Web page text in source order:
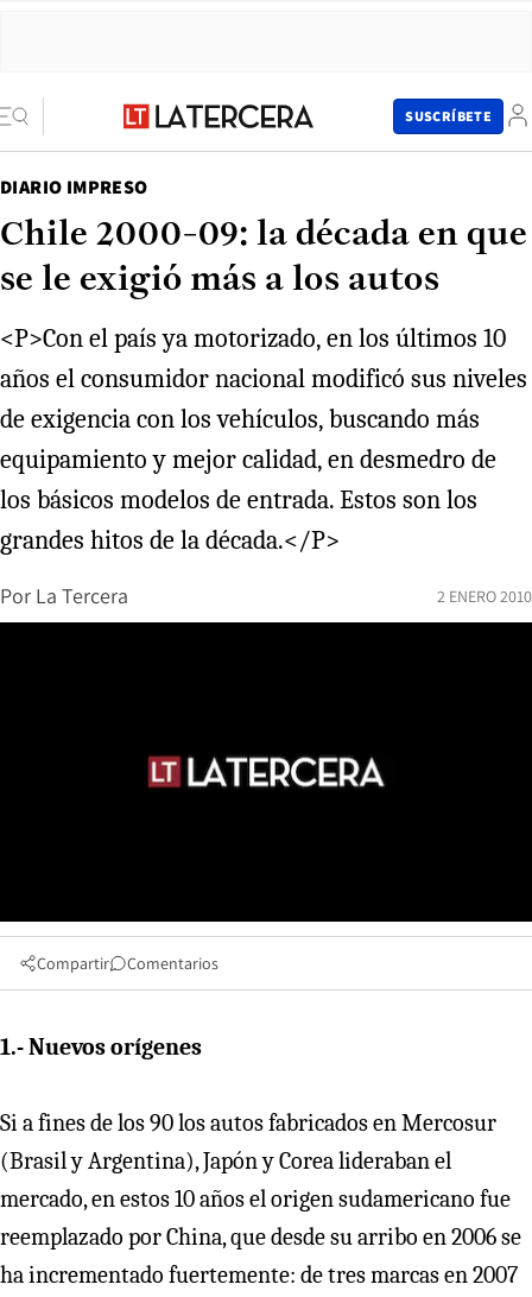
SUSCRÍBETE
DIARIO IMPRESO
Chile 2000-09: la década en que
se le exigió más a los autos
<P>Con el país ya motorizado, en los últimos 10
años el consumidor nacional modificó sus niveles
de exigencia con los vehículos, buscando más
equipamiento y mejor calidad, en desmedro de
los básicos modelos de entrada. Estos son los
grandes hitos de la década.</P>
Por La Tercera 2 ENERO 2010
Compartir Comentarios
1.- Nuevos orígenes
Si a fines de los 90 los autos fabricados en Mercosur
(Brasil y Argentina), Japón y Corea lideraban el
mercado, en estos 10 años el origen sudamericano fue
reemplazado por China, que desde su arribo en 2006 se
ha incrementado fuertemente: de tres marcas en 2007